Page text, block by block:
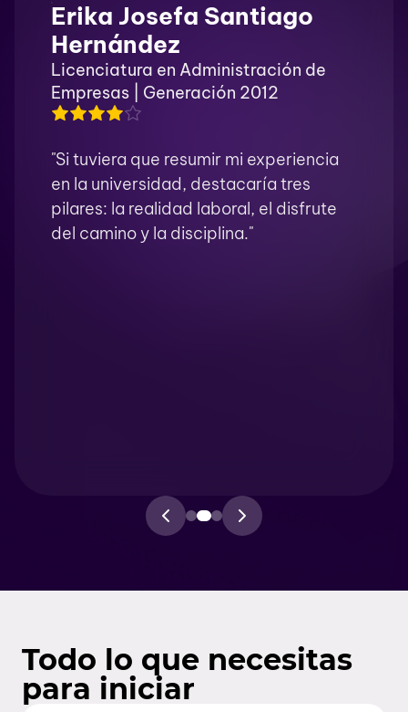
Erika Josefa Santiago
Hernández
Licenciatura en Administración de
Empresas | Generación 2012
"Si tuviera que resumir mi experiencia
en la universidad, destacaría tres
pilares: la realidad laboral, el disfrute
del camino y la disciplina."
Todo lo que necesitas
para iniciar